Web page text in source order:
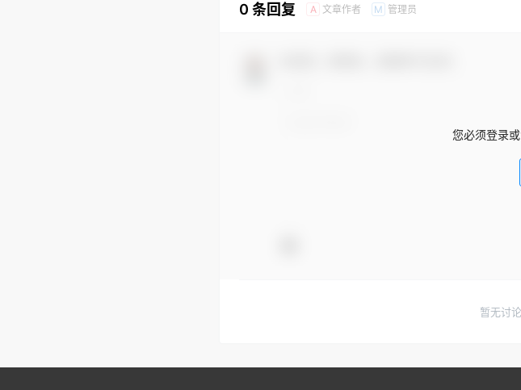
0 条回复 A 文章作者 M 管理员
您必须登录
暂无讨